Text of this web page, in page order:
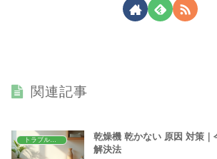
関連記事
トラブル解決
乾燥機 乾かない 原因 対策｜
解決法